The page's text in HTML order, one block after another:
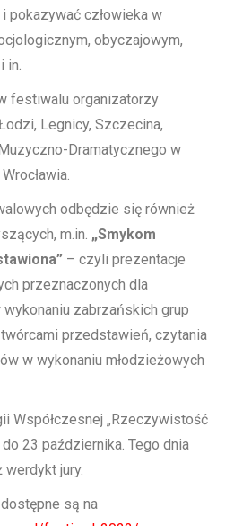
pokazywać człowieka w
obyczajowym,
in.
festiwalu organizatorzy
Legnicy, Szczecina,
Dramatycznego w
odbędzie się również
m.in. „Smykom
– czyli prezentacje
przeznaczonych dla
zabrzańskich grup
przedstawień, czytania
w wykonaniu młodzieżowych
Współczesnej „Rzeczywistość
23 października. Tego dnia
jury.
są na